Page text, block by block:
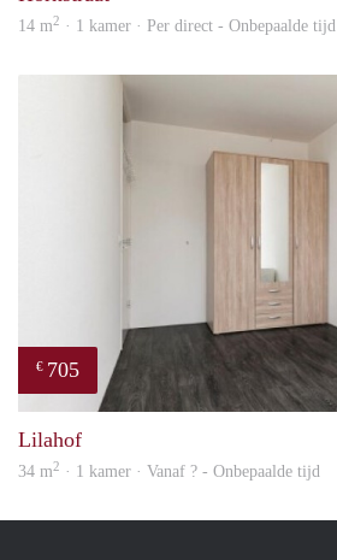
14 m2 · 1 kamer · Per direct - Onbepaalde tijd
€ 705
Lilahof
34 m2 · 1 kamer · Vanaf ? - Onbepaalde tijd